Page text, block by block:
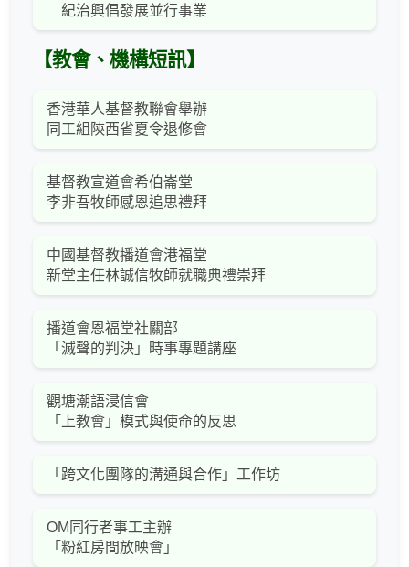
紀治興倡發展並行事業
【教會、機構短訊】
香港華人基督教聯會舉辦
同工組陝西省夏令退修會
基督教宣道會希伯崙堂
李非吾牧師感恩追思禮拜
中國基督教播道會港福堂
新堂主任林誠信牧師就職典禮崇拜
播道會恩福堂社關部
「滅聲的判決」時事專題講座
觀塘潮語浸信會
「上教會」模式與使命的反思
「跨文化團隊的溝通與合作」工作坊
OM同行者事工主辦
「粉紅房間放映會」